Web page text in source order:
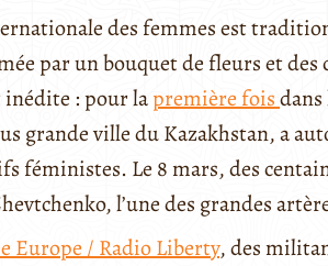
des femmes est
par un bouquet de fleurs et des
inédite : pour lapremière fois
grande ville du Kazakhstan, a
féministes. Le 8 mars, des
l’une des grandes
Europe / Radio Liberty, des